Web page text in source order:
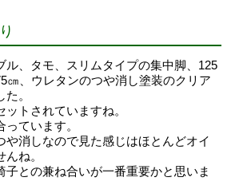
ル、タモ、スリムタイプの集中脚、125
㎝、ウレタンのつや消し塗装のクリア
。
トされていますね。
ています。
や消しなので見た感じはほとんどオイ
ね。
子との兼ね合いが一番重要かと思いま